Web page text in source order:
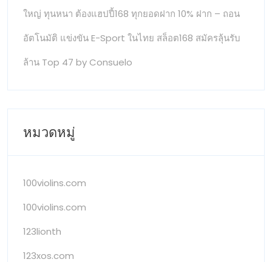
ใหญ่ ทุนหนา ต้องแฮปปี้168 ทุกยอดฝาก 10% ฝาก – ถอน
อัตโนมัติ แข่งขัน E-Sport ในไทย สล็อต168 สมัครลุ้นรับ
ล้าน Top 47 by Consuelo
หมวดหมู่
100violins.com
100violins.com
123lionth
123xos.com